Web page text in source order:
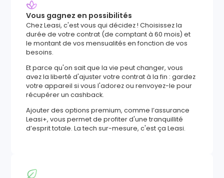
Vous gagnez en possibilités
Chez Leasi, c'est vous qui décidez ! Choisissez la
durée de votre contrat (de comptant à 60 mois) et
le montant de vos mensualités en fonction de vos
besoins.
Et parce qu'on sait que la vie peut changer, vous
avez la liberté d'ajuster votre contrat à la fin : gardez
votre appareil si vous l'adorez ou renvoyez-le pour
récupérer un cashback.
Ajouter des options premium, comme l’assurance
Leasi+, vous permet de profiter d'une tranquillité
d’esprit totale. La tech sur-mesure, c'est ça Leasi.